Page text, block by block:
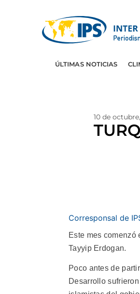
ÚLTIMAS NOTICIAS
10 de
Corresponsal de
Este mes
Tayyip Erdogan.
Poco antes de
Desarrollo